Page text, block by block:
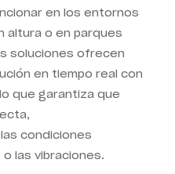
en los entornos
altura o en parques
soluciones ofrecen
en tiempo real con
que garantiza que
condiciones
las vibraciones.